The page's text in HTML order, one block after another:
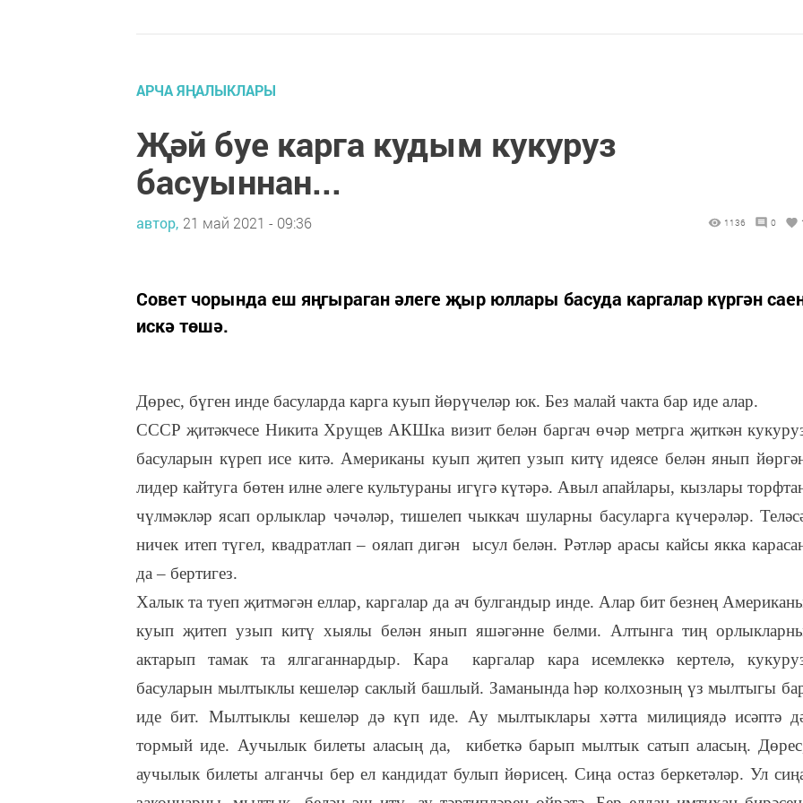
АРЧА ЯҢАЛЫКЛАРЫ
Җәй буе карга кудым кукуруз
басуыннан...
автор, 21 май 2021 - 09:36 1136 0
Совет чорында еш яңгыраган әлеге җыр юллары басуда каргалар күргән
искә төшә.
Дөрес, бүген инде басуларда карга куып йөрүчеләр юк. Без малай чакта бар иде алар.
СССР җитәкчесе Никита Хрущев АКШка визит белән баргач өчәр метрга җиткән
басуларын күреп исе китә. Американы куып җитеп узып китү идеясе белән янып
лидер кайтуга бөтен илне әлеге культураны игүгә күтәрә. Авыл апайлары, кызлары
чүлмәкләр ясап орлыклар чәчәләр, тишелеп чыккач шуларны басуларга күчерәләр.
ничек итеп түгел, квадратлап – оялап дигән ысул белән. Рәтләр арасы кайсы якка
да – бертигез.
Халык та туеп җитмәгән еллар, каргалар да ач булгандыр инде. Алар бит безнең
куып җитеп узып китү хыялы белән янып яшәгәнне белми. Алтынга тиң
актарып тамак та ялгаганнардыр. Кара каргалар кара исемлеккә кертелә,
басуларын мылтыклы кешеләр саклый башлый. Заманында һәр колхозның үз мылтыгы
иде бит. Мылтыклы кешеләр дә күп иде. Ау мылтыклары хәтта милициядә исәптә
тормый иде. Аучылык билеты аласың да, кибеткә барып мылтык сатып аласың.
аучылык билеты алганчы бер ел кандидат булып йөрисең. Сиңа остаз беркетәләр. Ул